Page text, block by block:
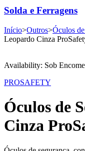
Solda e Ferragens
Início>Outros>Óculos
Leopardo Cinza
Availability: Sob
PROSAFETY
Óculos de
Cinza